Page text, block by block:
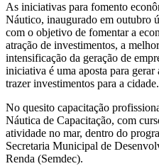
As iniciativas para fomento
Náutico, inaugurado em outubro
com o objetivo de fomentar a
atração de investimentos, a
intensificação da geração de
iniciativa é uma aposta para
trazer investimentos para a cidade.
No quesito capacitação
Náutica de Capacitação, com
atividade no mar, dentro do
Secretaria Municipal de
Renda (Semdec).